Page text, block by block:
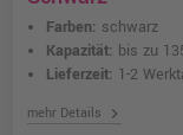
Farben: schwarz
Kapazität: bis zu
Lieferzeit: 1-2
mehr Details chevron_right